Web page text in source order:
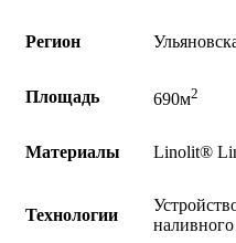
Регион
Площадь 690м2
Материалы Linolit®️
Технологии